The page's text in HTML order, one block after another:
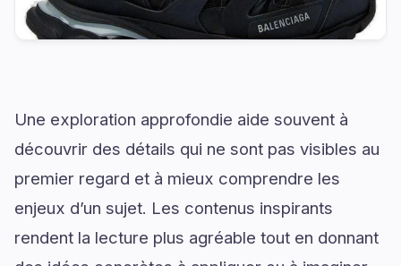
Une exploration approfondie aide souvent à
découvrir des détails qui ne sont pas visibles au
premier regard et à mieux comprendre les
enjeux d’un sujet. Les contenus inspirants
rendent la lecture plus agréable tout en donnant